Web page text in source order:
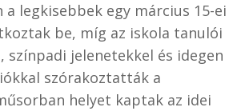
a legkisebbek egy március 15-ei
be, míg az iskola tanulói
színpadi jelenetekkel és idegen
szórakoztatták a
helyet kaptak az idei